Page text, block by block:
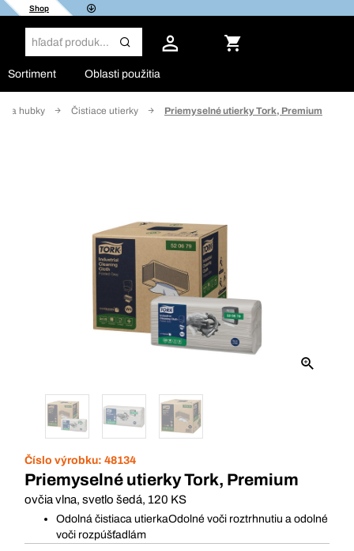
Shop
Sortiment Oblasti použitia
a hubky Čistiace utierky Priemyselné utierky Tork, Premium
Číslo výrobku: 48134
Priemyselné utierky Tork, Premium
ovčia vlna, svetlo šedá, 120 KS
Odolná čistiaca utierkaOdolné voči roztrhnutiu a odolné
voči rozpúšťadlám